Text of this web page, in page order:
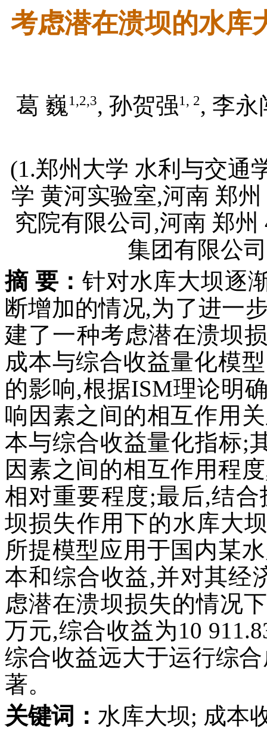
考虑潜在溃坝的水库
葛 巍1,2,3, 孙贺强1, 2, 李永
(1.郑州大学 水利与交通
学 黄河实验室,河南 郑
究院有限公司,河南 郑
集团有限公
摘 要： 针对水库大坝逐
断增加的情况,为了进一
建了一种考虑潜在溃坝
成本与综合收益量化模
的影响,根据ISM理论明
响因素之间的相互作用
本与综合收益量化指标;
因素之间的相互作用程
相对重要程度;最后,结
坝损失作用下的水库大
所提模型应用于国内某
本和综合收益,并对其经
虑潜在溃坝损失的情况
万元,综合收益为10
综合收益远大于运行综
著。
关键词： 水库大坝; 成本